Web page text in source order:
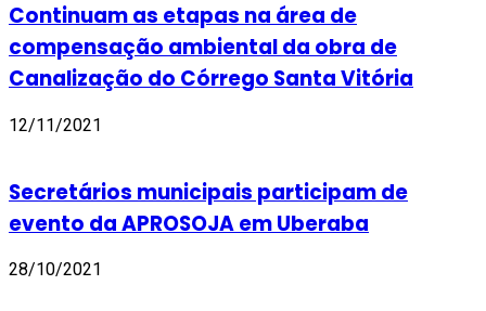
Continuam as etapas na área de
compensação ambiental da obra de
Canalização do Córrego Santa Vitória
12/11/2021
Secretários municipais participam de
evento da APROSOJA em Uberaba
28/10/2021